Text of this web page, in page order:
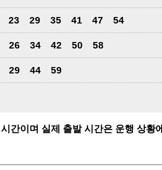
23 29 35 41 47 54
26 34 42 50 58
29 44 59
간이며 실제 출발 시간은 운행 상황